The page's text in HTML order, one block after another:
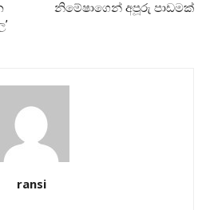
නිමේෂාගෙන් අපූරු පාඩමක්
ransi